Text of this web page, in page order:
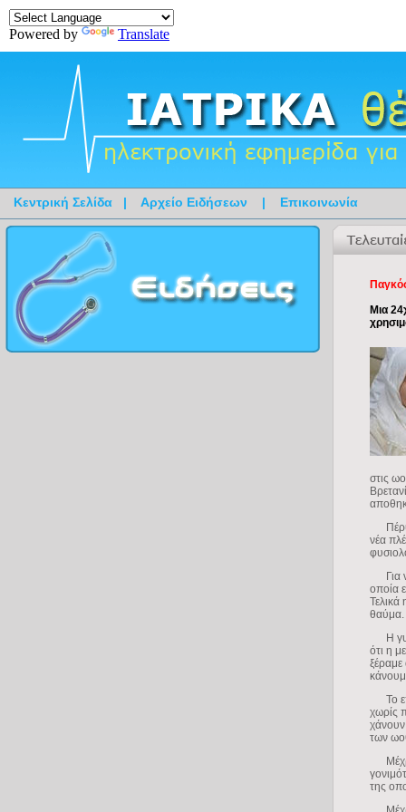
Powered by Translate
Κεντρική Σελίδα | Αρχείο Ειδήσεων | Επικοινωνία
Μια
στις
νέα
Για
οποία
Τελικά
θαύμα.
Η
ότι η
Το
χωρίς
χάνουν
των
της